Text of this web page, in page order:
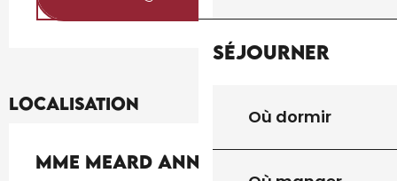
Séjourner
Où dormir
Localisation
Mme Meard Anna